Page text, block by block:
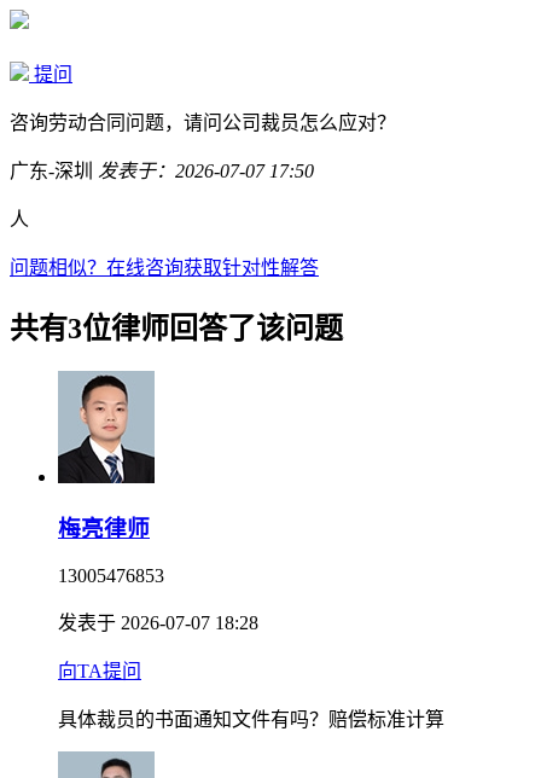
提问
咨询劳动合同问题，请问公司裁员怎么应对？
广东-深圳 发表于：2026-07-07 17:50
人
问题相似？ 在线咨询获取针对性解答
共有3位律师回答了该问题
梅亮律师
13005476853
发表于 2026-07-07 18:28
向TA提问
具体裁员的书面通知文件有吗？赔偿标准计算